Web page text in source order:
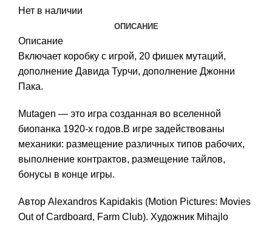
Нет в наличии
ОПИСАНИЕ
Описание
Включает коробку с игрой, 20 фишек мутаций,
дополнение Давида Турчи, дополнение Джонни
Пака.
Mutagen — это игра созданная во вселенной
биопанка 1920-х годов.В игре задействованы
механики: размещение различных типов рабочих,
выполнение контрактов, размещение тайлов,
бонусы в конце игры.
Автор Alexandros Kapidakis (Motion Pictures: Movies
Out of Cardboard, Farm Club). Художник Mihajlo